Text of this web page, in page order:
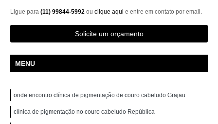
Ligue para(11) 99844-5992ouclique aqui e entre em contato por email.
Solicite um orçamento
MENU
onde encontro clínica de pigmentação de couro cabeludo Grajau
clínica de pigmentação no couro cabeludo República